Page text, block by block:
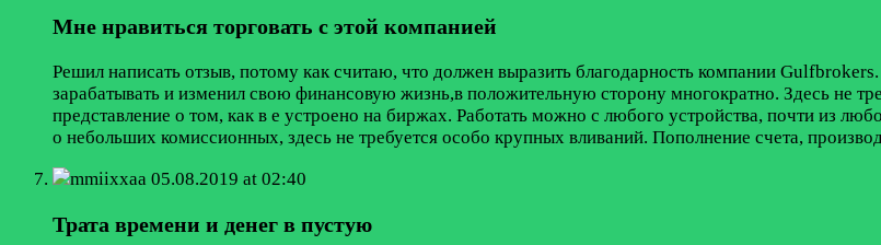
Мне нравиться торговать с этой компанией
Решил написать отзыв, потому как считаю, что должен выразить благодарность компании
зарабатывать и изменил свою финансовую жизнь,в положительную сторону многократно. Здесь не
представление о том, как в е устроено на биржах. Работать можно с любого устройства, почти из
о небольших комиссионных, здесь не требуется особо крупных вливаний. Пополнение счета,
mmiixxaa 05.08.2019 at 02:40
Трата времени и денег в пустую